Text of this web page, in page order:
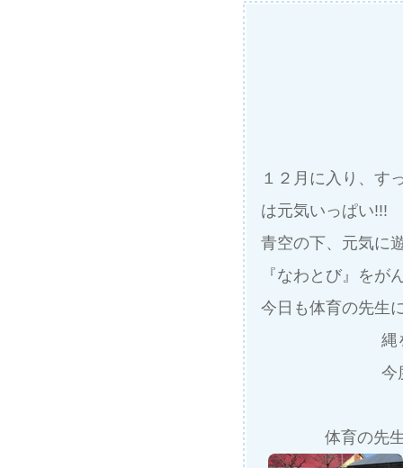
１２月に入り、す
は元気いっぱい!!!
青空の下、元気に
『なわとび』を
今日も体育の先生
縄
今
体育の先